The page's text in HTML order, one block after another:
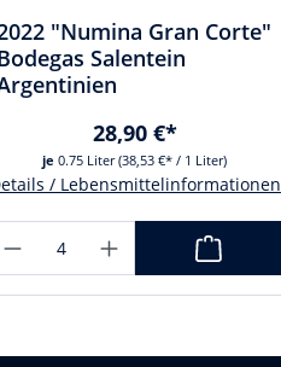
"Numina Gran Corte"
Salentein
je0.75 Liter(38,53 €* / 1 Liter)
28,90 €*
/ Lebensmittelinformationen